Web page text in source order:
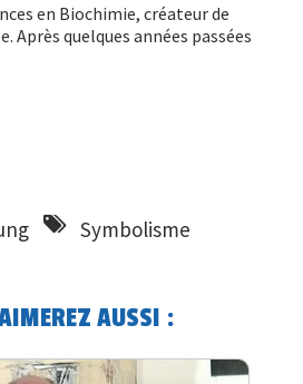
en Biochimie, créateur de
Après quelques années passées
Symbolisme
AUSSI :